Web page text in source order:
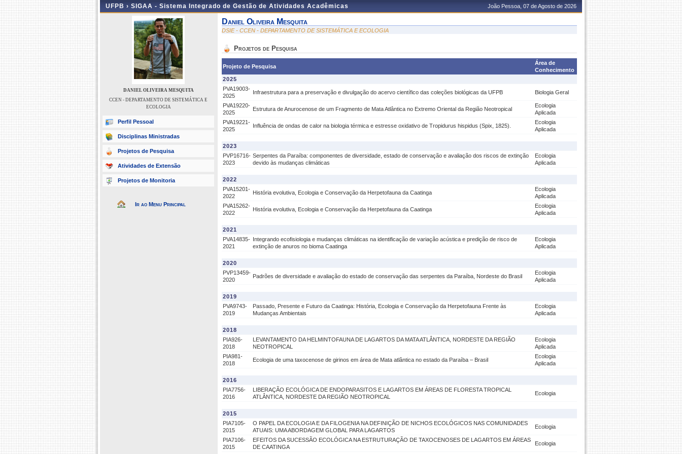
UFPB › SIGAA - Sistema Integrado de Gestão de Atividades Acadêmicas João Pessoa, 07 de Agosto de 2026
DANIEL OLIVEIRA MESQUITA
CCEN - DEPARTAMENTO DE SISTEMÁTICA E
ECOLOGIA
Perfil Pessoal
Disciplinas Ministradas
Projetos de Pesquisa
Atividades de Extensão
Projetos de Monitoria
Ir ao Menu Principal
Daniel Oliveira Mesquita
DSIE - CCEN - DEPARTAMENTO DE SISTEMÁTICA E ECOLOGIA
Projetos de Pesquisa
Projeto de Pesquisa
Área de
Conhecimento
2025
PVA19003-
2025
Infraestrutura para a preservação e divulgação do acervo científico das coleções biológicas da UFPB Biologia Geral
PVA19220-
2025
Estrutura de Anurocenose de um Fragmento de Mata Atlântica no Extremo Oriental da Região Neotropical
Ecologia
Aplicada
PVA19221-
2025
Influência de ondas de calor na biologia térmica e estresse oxidativo de Tropidurus hispidus (Spix, 1825).
Ecologia
Aplicada
2023
PVP16716-
2023
Serpentes da Paraíba: componentes de diversidade, estado de conservação e avaliação dos riscos de extinção
devido às mudanças climáticas
Ecologia
Aplicada
2022
PVA15201-
2022
História evolutiva, Ecologia e Conservação da Herpetofauna da Caatinga
Ecologia
Aplicada
PVA15262-
2022
História evolutiva, Ecologia e Conservação da Herpetofauna da Caatinga
Ecologia
Aplicada
2021
PVA14835-
2021
Integrando ecofisiologia e mudanças climáticas na identificação de variação acústica e predição de risco de
extinção de anuros no bioma Caatinga
Ecologia
Aplicada
2020
PVP13459-
2020
Padrões de diversidade e avaliação do estado de conservação das serpentes da Paraíba, Nordeste do Brasil
Ecologia
Aplicada
2019
PVA9743-
2019
Passado, Presente e Futuro da Caatinga: História, Ecologia e Conservação da Herpetofauna Frente às
Mudanças Ambientais
Ecologia
Aplicada
2018
PIA926-
2018
LEVANTAMENTO DA HELMINTOFAUNA DE LAGARTOS DA MATA ATLÂNTICA, NORDESTE DA REGIÃO
NEOTROPICAL
Ecologia
Aplicada
PIA981-
2018
Ecologia de uma taxocenose de girinos em área de Mata atlântica no estado da Paraíba – Brasil
Ecologia
Aplicada
2016
PIA7756-
2016
LIBERAÇÃO ECOLÓGICA DE ENDOPARASITOS E LAGARTOS EM ÁREAS DE FLORESTA TROPICAL
ATLÂNTICA, NORDESTE DA REGIÃO NEOTROPICAL
Ecologia
2015
PIA7105-
2015
O PAPEL DA ECOLOGIA E DA FILOGENIA NA DEFINIÇÃO DE NICHOS ECOLÓGICOS NAS COMUNIDADES
ATUAIS: UMA ABORDAGEM GLOBAL PARA LAGARTOS
Ecologia
PIA7106-
2015
EFEITOS DA SUCESSÃO ECOLÓGICA NA ESTRUTURAÇÃO DE TAXOCENOSES DE LAGARTOS EM ÁREAS
DE CAATINGA
Ecologia